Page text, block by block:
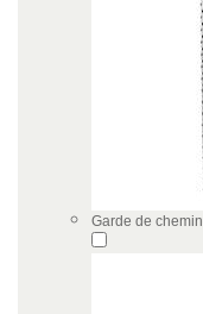
Garde de